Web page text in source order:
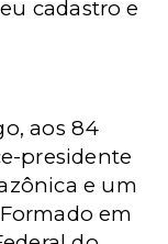
cadastro e
aos 84
presidente
e um
em